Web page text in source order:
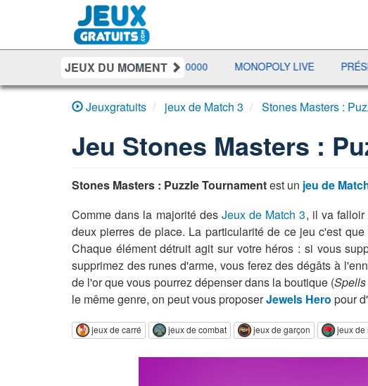
JEUX DU MOMENT
BUBBLE MACHINA 10000 MONOPOLY LIVE PRÉSIDENT
Jeuxgratuits jeux de Match 3 Stones Masters :
Jeu Stones Masters :
Stones Masters : Puzzle Tournamentest un jeu de
Comme dans la majorité des Jeux de Match 3, il va falloir
deux pierres de place. La particularité de ce jeu c'est
Chaque élément détruit agit sur votre héros : si vous
supprimez des runes d'arme, vous ferez des dégâts à
de l'or que vous pourrez dépenser dans la boutique (
le même genre, on peut vous proposerJewels Hero pour
jeux de carré jeux de combat jeux de garçon jeux de